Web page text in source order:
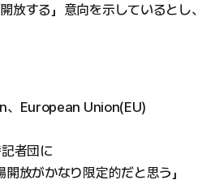
放する」意向を示しているとし、
、European Union(EU)
者団に
放がかなり限定的だと思う」